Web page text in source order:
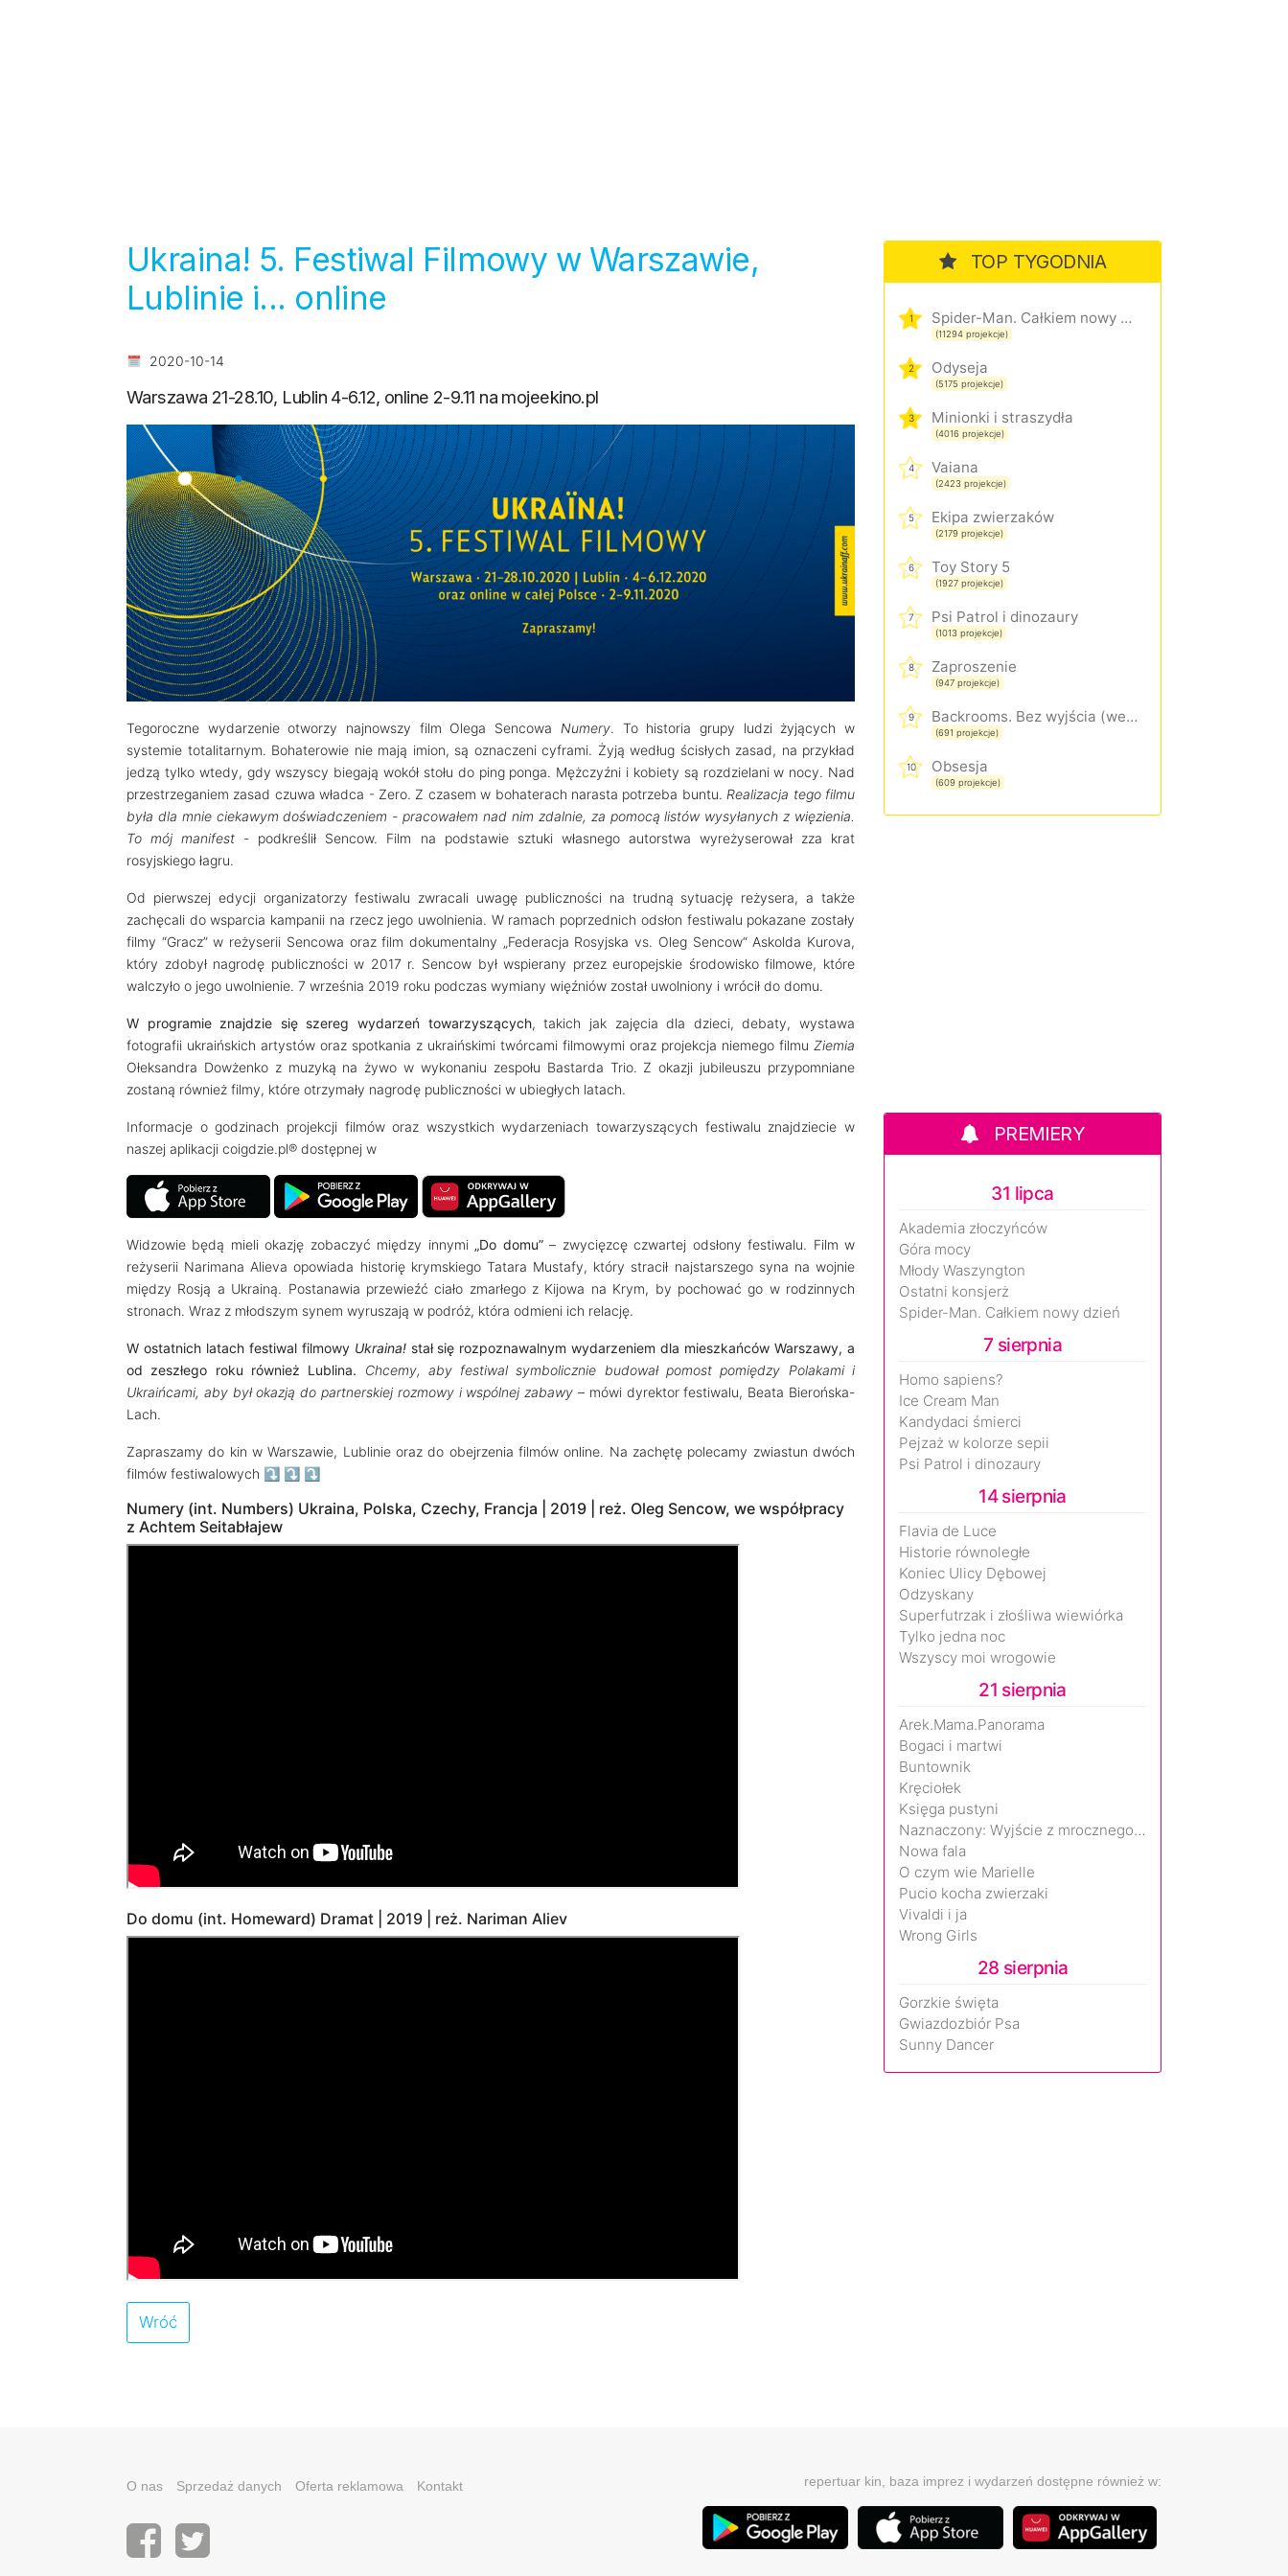
Ukraina! 5. Festiwal Filmowy w Warszawie,
Lublinie i... online
2020-10-14
Warszawa 21-28.10, Lublin 4-6.12, online 2-9.11 na mojeekino.pl
Tegoroczne wydarzenie otworzy najnowszy film Olega Sencowa Numery. To historia grupy ludzi żyjących w
systemie totalitarnym. Bohaterowie nie mają imion, są oznaczeni cyframi. Żyją według ścisłych zasad, na przykład
jedzą tylko wtedy, gdy wszyscy biegają wokół stołu do ping ponga. Mężczyźni i kobiety są rozdzielani w nocy. Nad
przestrzeganiem zasad czuwa władca - Zero. Z czasem w bohaterach narasta potrzeba buntu. Realizacja tego filmu
była dla mnie ciekawym doświadczeniem - pracowałem nad nim zdalnie, za pomocą listów wysyłanych z więzienia.
To mój manifest - podkreślił Sencow. Film na podstawie sztuki własnego autorstwa wyreżyserował zza krat
rosyjskiego łagru.
Od pierwszej edycji organizatorzy festiwalu zwracali uwagę publiczności na trudną sytuację reżysera, a także
zachęcali do wsparcia kampanii na rzecz jego uwolnienia. W ramach poprzednich odsłon festiwalu pokazane zostały
filmy “Gracz” w reżyserii Sencowa oraz film dokumentalny „Federacja Rosyjska vs. Oleg Sencow“ Askolda Kurova,
który zdobył nagrodę publiczności w 2017 r. Sencow był wspierany przez europejskie środowisko filmowe, które
walczyło o jego uwolnienie. 7 września 2019 roku podczas wymiany więźniów został uwolniony i wrócił do domu.
W programie znajdzie się szereg wydarzeń towarzyszących, takich jak zajęcia dla dzieci, debaty, wystawa
fotografii ukraińskich artystów oraz spotkania z ukraińskimi twórcami filmowymi oraz projekcja niemego filmu Ziemia
Ołeksandra Dowżenko z muzyką na żywo w wykonaniu zespołu Bastarda Trio. Z okazji jubileuszu przypomniane
zostaną również filmy, które otrzymały nagrodę publiczności w ubiegłych latach.
Informacje o godzinach projekcji filmów oraz wszystkich wydarzeniach towarzyszących festiwalu znajdziecie w
naszej aplikacji coigdzie.pl® dostępnej w
Widzowie będą mieli okazję zobaczyć między innymi „Do domu”– zwycięzcę czwartej odsłony festiwalu. Film w
reżyserii Narimana Alieva opowiada historię krymskiego Tatara Mustafy, który stracił najstarszego syna na wojnie
między Rosją a Ukrainą. Postanawia przewieźć ciało zmarłego z Kijowa na Krym, by pochować go w rodzinnych
stronach. Wraz z młodszym synem wyruszają w podróż, która odmieni ich relację.
W ostatnich latach festiwal filmowy Ukraina!stał się rozpoznawalnym wydarzeniem dla mieszkańców Warszawy, a
od zeszłego roku również Lublina.
Chcemy, aby festiwal symbolicznie budował pomost pomiędzy Polakami i
Ukraińcami, aby był okazją do partnerskiej rozmowy i wspólnej zabawy – mówi dyrektor festiwalu, Beata Bierońska-
Lach.
Zapraszamy do kin w Warszawie, Lublinie oraz do obejrzenia filmów online. Na zachętę polecamy zwiastun dwóch
filmów festiwalowych ⤵️ ⤵️ ⤵️
Numery (int. Numbers) Ukraina, Polska, Czechy, Francja | 2019 | reż. Oleg Sencow, we współpracy
z Achtem Seitabłajew
Do domu (int. Homeward) Dramat | 2019 | reż. Nariman Aliev
Wróć
TOP TYGODNIA
1 Spider-Man. Całkiem nowy dzień
(11294 projekcje)
2 Odyseja
(5175 projekcje)
3 Minionki i straszydła
(4016 projekcje)
4 Vaiana
(2423 projekcje)
5 Ekipa zwierzaków
(2179 projekcje)
6 Toy Story 5
(1927 projekcje)
7 Psi Patrol i dinozaury
(1013 projekcje)
8 Zaproszenie
(947 projekcje)
9 Backrooms. Bez wyjścia (wersja rozszerzona)
(691 projekcje)
10 Obsesja
(609 projekcje)
PREMIERY
31 lipca
Akademia złoczyńców
Góra mocy
Młody Waszyngton
Ostatni konsjerż
Spider-Man. Całkiem nowy dzień
7 sierpnia
Homo sapiens?
Ice Cream Man
Kandydaci śmierci
Pejzaż w kolorze sepii
Psi Patrol i dinozaury
14 sierpnia
Flavia de Luce
Historie równoległe
Koniec Ulicy Dębowej
Odzyskany
Superfutrzak i złośliwa wiewiórka
Tylko jedna noc
Wszyscy moi wrogowie
21 sierpnia
Arek.Mama.Panorama
Bogaci i martwi
Buntownik
Kręciołek
Księga pustyni
Naznaczony: Wyjście z mrocznego wymiaru
Nowa fala
O czym wie Marielle
Pucio kocha zwierzaki
Vivaldi i ja
Wrong Girls
28 sierpnia
Gorzkie święta
Gwiazdozbiór Psa
Sunny Dancer
O nas Sprzedaż danych Oferta reklamowa Kontakt repertuar kin, baza imprez i wydarzeń dostępne również w: